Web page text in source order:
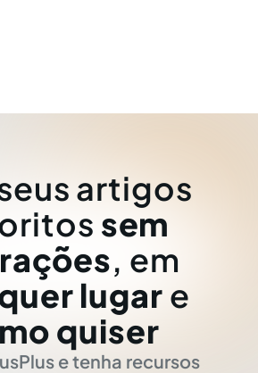
artigos
sem
, em
lugar e
quiser
e tenha recursos